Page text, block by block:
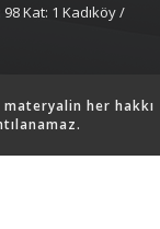
Kat: 1 Kadıköy /
her hakkı